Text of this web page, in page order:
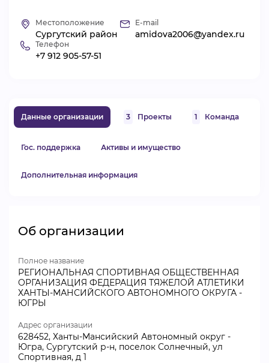
Местоположение
Сургутский район
E-mail
amidova2006@yandex.ru
Телефон
+7 912 905-57-51
Данные организации 3 Проекты 1 Команда
Гос. поддержка Активы и имущество
Дополнительная информация
Об организации
Полное название
РЕГИОНАЛЬНАЯ СПОРТИВНАЯ ОБЩЕСТВЕННАЯ
ОРГАНИЗАЦИЯ ФЕДЕРАЦИЯ ТЯЖЕЛОЙ АТЛЕТИКИ
ХАНТЫ-МАНСИЙСКОГО АВТОНОМНОГО ОКРУГА -
ЮГРЫ
Адрес организации
628452, Ханты-Мансийский Автономный округ -
Югра, Сургутский р-н, поселок Солнечный, ул
Спортивная, д 1